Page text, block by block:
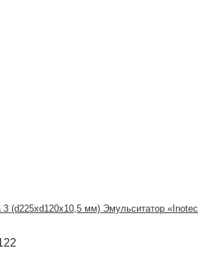
3 (d225xd120x10,5 мм) Эмульситатор «Inotec